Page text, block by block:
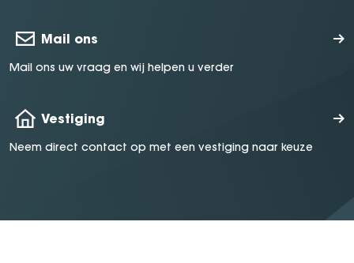
Mail ons
Mail ons uw vraag en wij helpen u verder
Vestiging
Neem direct contact op met een vestiging naar keuze